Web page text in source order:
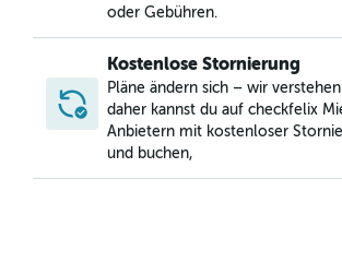
oder Gebühren.
Kostenlose Stornierung
Pläne ändern sich – wir verstehen
daher kannst du auf checkfelix
Anbietern mit kostenloser
und buchen,